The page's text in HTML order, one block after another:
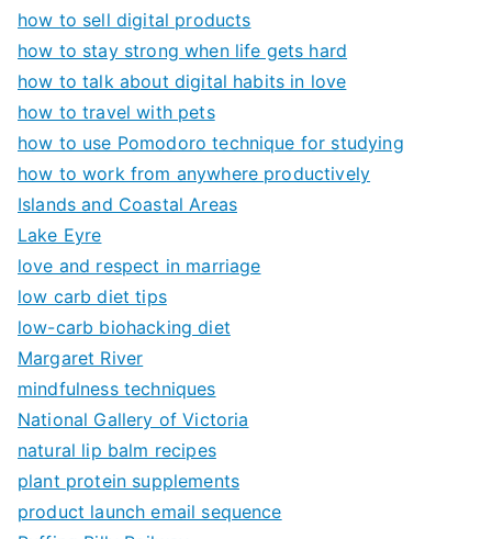
how to sell digital products
how to stay strong when life gets hard
how to talk about digital habits in love
how to travel with pets
how to use Pomodoro technique for studying
how to work from anywhere productively
Islands and Coastal Areas
Lake Eyre
love and respect in marriage
low carb diet tips
low-carb biohacking diet
Margaret River
mindfulness techniques
National Gallery of Victoria
natural lip balm recipes
plant protein supplements
product launch email sequence